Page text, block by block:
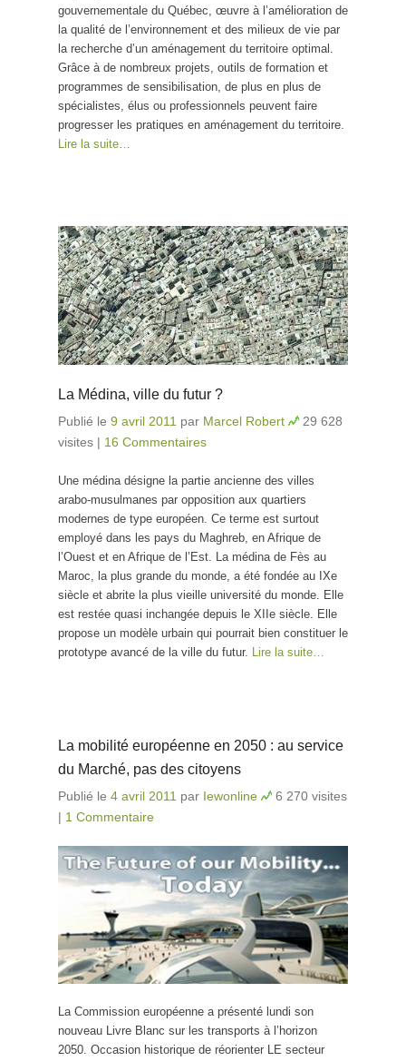
gouvernementale du Québec, œuvre à l’amélioration de
la qualité de l’environnement et des milieux de vie par
la recherche d’un aménagement du territoire optimal.
Grâce à de nombreux projets, outils de formation et
programmes de sensibilisation, de plus en plus de
spécialistes, élus ou professionnels peuvent faire
progresser les pratiques en aménagement du territoire.
Lire la suite…
La Médina, ville du futur ?
Publié le 9 avril 2011 par Marcel Robert
29 628
visites | 16 Commentaires
Une médina désigne la partie ancienne des villes
arabo-musulmanes par opposition aux quartiers
modernes de type européen. Ce terme est surtout
employé dans les pays du Maghreb, en Afrique de
l’Ouest et en Afrique de l’Est. La médina de Fès au
Maroc, la plus grande du monde, a été fondée au IXe
siècle et abrite la plus vieille université du monde. Elle
est restée quasi inchangée depuis le XIIe siècle. Elle
propose un modèle urbain qui pourrait bien constituer le
prototype avancé de la ville du futur. Lire la suite…
La mobilité européenne en 2050 : au service
du Marché, pas des citoyens
Publié le 4 avril 2011 par Iewonline
6 270 visites
| 1 Commentaire
La Commission européenne a présenté lundi son
nouveau Livre Blanc sur les transports à l’horizon
2050. Occasion historique de réorienter LE secteur